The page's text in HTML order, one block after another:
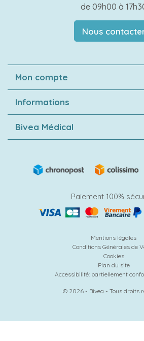
de 09h00 à
Nous
Mon compte
Informations
Bivea Médical
Paiement 100%
Mentions légales
Conditions Générales de
Cookies
Plan du site
Accessibilité: partiellement
© 2026 - Bivea - Tous droits